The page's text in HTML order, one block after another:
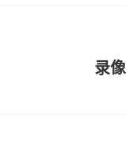
录像